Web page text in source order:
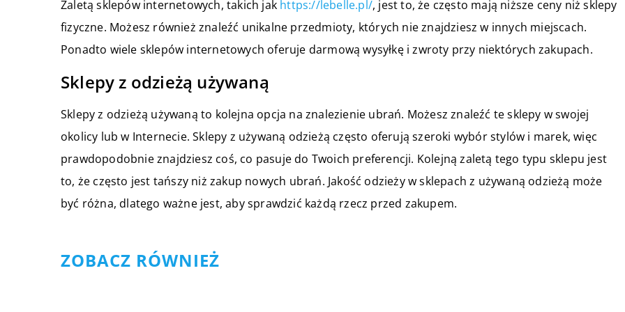
Zaletą sklepów internetowych, takich jak https://lebelle.pl/, jest to, że często mają niższe ceny niż sklepy
fizyczne. Możesz również znaleźć unikalne przedmioty, których nie znajdziesz w innych miejscach.
Ponadto wiele sklepów internetowych oferuje darmową wysyłkę i zwroty przy niektórych zakupach.
Sklepy z odzieżą używaną
Sklepy z odzieżą używaną to kolejna opcja na znalezienie ubrań. Możesz znaleźć te sklepy w swojej
okolicy lub w Internecie. Sklepy z używaną odzieżą często oferują szeroki wybór stylów i marek, więc
prawdopodobnie znajdziesz coś, co pasuje do Twoich preferencji. Kolejną zaletą tego typu sklepu jest
to, że często jest tańszy niż zakup nowych ubrań. Jakość odzieży w sklepach z używaną odzieżą może
być różna, dlatego ważne jest, aby sprawdzić każdą rzecz przed zakupem.
ZOBACZ RÓWNIEŻ